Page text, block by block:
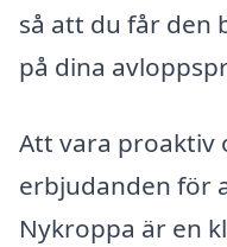
så att du får den
på dina
Att vara proaktiv
erbjudanden för
Nykroppa är en